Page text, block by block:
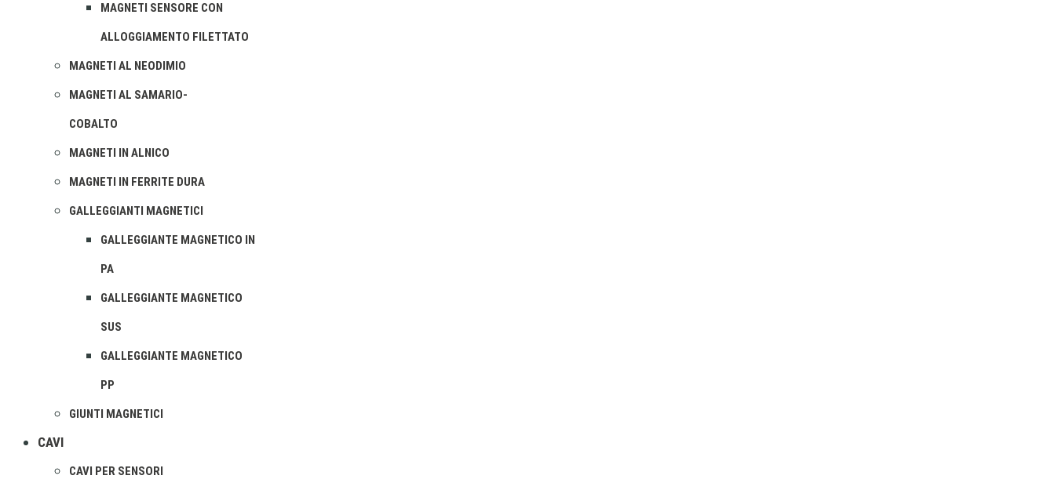
MAGNETI SENSORE CON
ALLOGGIAMENTO FILETTATO
MAGNETI AL NEODIMIO
MAGNETI AL SAMARIO-
COBALTO
MAGNETI IN ALNICO
MAGNETI IN FERRITE DURA
GALLEGGIANTI MAGNETICI
GALLEGGIANTE MAGNETICO IN
PA
GALLEGGIANTE MAGNETICO
SUS
GALLEGGIANTE MAGNETICO
PP
GIUNTI MAGNETICI
CAVI
CAVI PER SENSORI